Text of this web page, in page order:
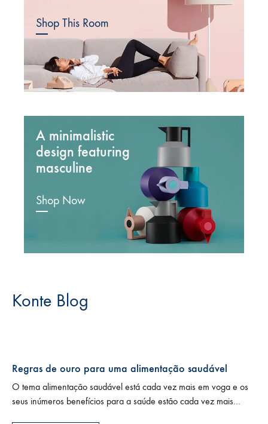
Shop This Room
A minimalistic
design featuring
masculine
Shop Now
Konte Blog
Regras de ouro para uma alimentação saudável
O tema alimentação saudável está cada vez mais em voga e os
seus inúmeros benefícios para a saúde estão cada vez mais